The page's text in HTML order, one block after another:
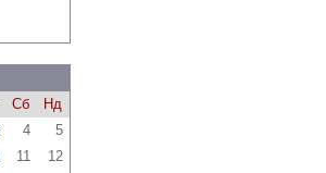
Сб
Нд
4
5
11
12